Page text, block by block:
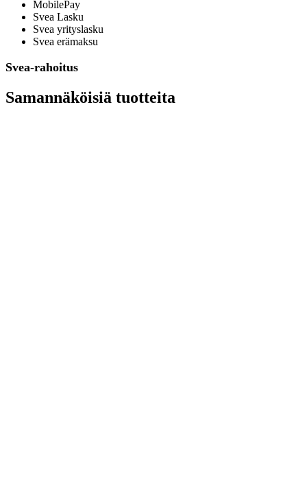
MobilePay
Svea Lasku
Svea yrityslasku
Svea erämaksu
Svea-rahoitus
Samannäköisiä tuotteita